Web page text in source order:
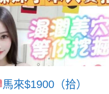
馬來$1900（拾）